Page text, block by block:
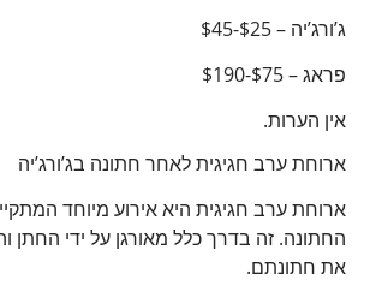
ג’ורג’יה – $25-$45
פראג – $75-$190
אין הערות.
ארוחת ערב חגיגית לאחר חתונה בג’ורג’יה
ארוחת ערב חגיגית היא אירוע מיוחד
החתונה. זה בדרך כלל מאורגן על ידי החתן
את חתונתם.